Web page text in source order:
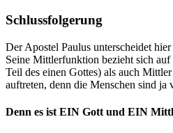
Schlussfolgerung
Der Apostel Paulus unterscheidet
Seine Mittlerfunktion bezieht sich
Teil des einen Gottes) als auch
auftreten, denn die Menschen sind ja
Denn es ist EIN Gott und EIN